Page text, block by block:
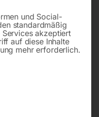
gelten für Österreich.
den Warenkorb
und Social-
standardmäßig
akzeptiert
auf diese Inhalte
mehr erforderlich.